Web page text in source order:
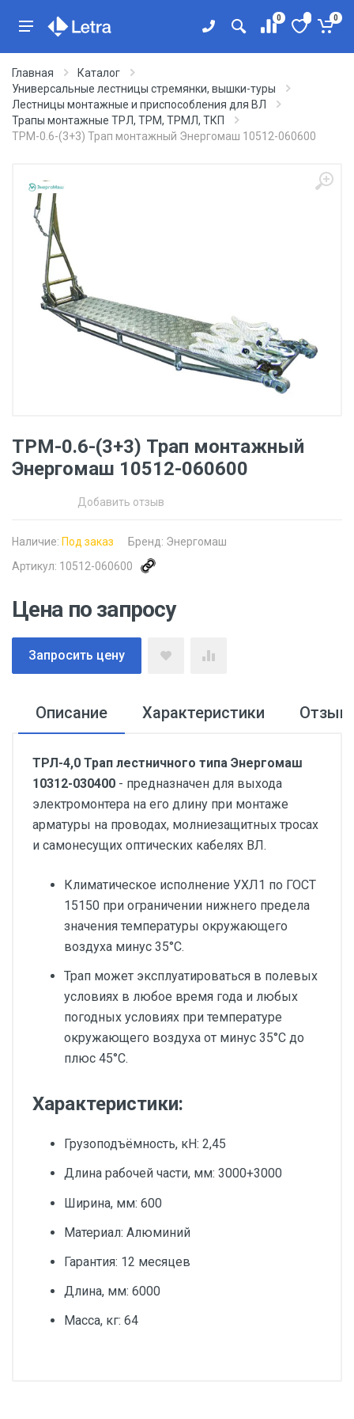
0 0
Главная
Каталог
Универсальные лестницы стремянки, вышки-туры
Лестницы монтажные и приспособления для ВЛ
Трапы монтажные ТРЛ, ТРМ, ТРМЛ, ТКП
ТРМ-0.6-(3+3) Трап монтажный Энергомаш 10512-060600
ТРМ-0.6-(3+3) Трап монтажный
Энергомаш 10512-060600
Добавить отзыв
Наличие: Под заказ Бренд: Энергомаш
Артикул: 10512-060600
Цена по запросу
Запросить цену
Описание Характеристики
ТРЛ-4,0 Трап лестничного типа Энергомаш
10312-030400 - предназначен для выхода
электромонтера на его длину при монтаже
арматуры на проводах, молниезащитных тросах
и самонесущих оптических кабелях ВЛ.
Климатическое исполнение УХЛ1 по ГОСТ
15150 при ограничении нижнего предела
значения температуры окружающего
воздуха минус 35°С.
Трап может эксплуатироваться в полевых
условиях в любое время года и любых
погодных условиях при температуре
окружающего воздуха от минус 35°С до
плюс 45°С.
Характеристики:
Грузоподъёмность, кН: 2,45
Длина рабочей части, мм: 3000+3000
Ширина, мм: 600
Материал: Алюминий
Гарантия: 12 месяцев
Длина, мм: 6000
Масса, кг: 64